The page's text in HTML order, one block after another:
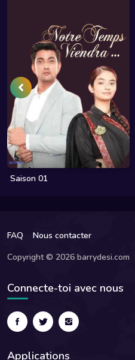
Saison 01
FAQ
Nous contacter
Copyright © 2026 barrydesi.com
Connecte-toi avec nous
Applications